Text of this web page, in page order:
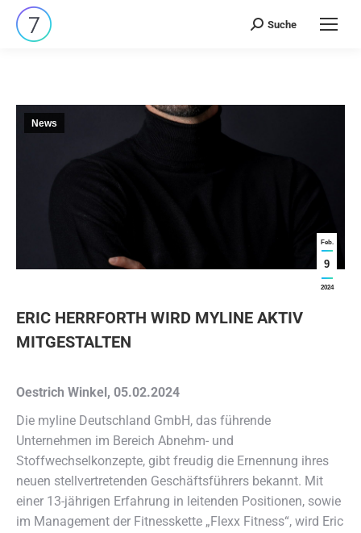
Search:
Suche
Feb.
9
2024
News
ERIC HERRFORTH WIRD MYLINE AKTIV
MITGESTALTEN
Oestrich Winkel, 05.02.2024
Die myline Deutschland GmbH, das führende
Unternehmen im Bereich Abnehm- und
Stoffwechselkonzepte, gibt freudig die Ernennung ihres
neuen stellvertretenden Geschäftsführers bekannt. Mit
einer 13-jährigen Erfahrung in leitenden Positionen, sowie
im Management der Fitnesskette „Flexx Fitness“, wird Eric